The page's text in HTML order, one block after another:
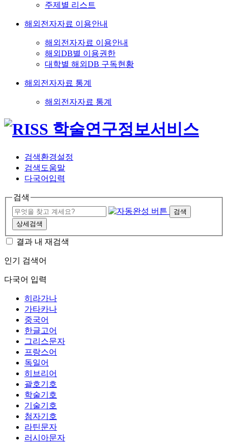
주제별 리스트
해외전자자료 이용안내
해외전자자료 이용안내
해외DB별 이용권한
대학별 해외DB 구독현황
해외전자자료 통계
해외전자자료 통계
검색환경설정
검색도움말
다국어입력
검색
검색
상세검색
결과 내 재검색
인기 검색어
다국어 입력
히라가나
가타카나
중국어
한글고어
그리스문자
프랑스어
독일어
히브리어
괄호기호
학술기호
기술기호
첨자기호
라틴문자
러시아문자